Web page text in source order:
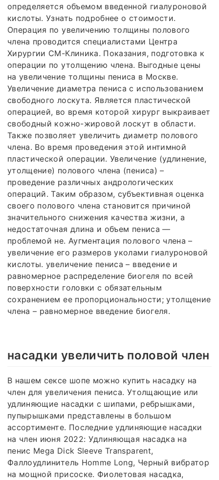
определяется объемом введенной гиалуроновой
кислоты. Узнать подробнее о стоимости.
Операция по увеличению толщины полового
члена проводится специалистами Центра
Хирургии СМ-Клиника. Показания, подготовка к
операции по утолщению члена. Выгодные цены
на увеличение толщины пениса в Москве.
Увеличение диаметра пениса с использованием
свободного лоскута. Является пластической
операцией, во время которой хирург выкраивает
свободный кожно-жировой лоскут в области.
Также позволяет увеличить диаметр полового
члена. Во время проведения этой интимной
пластической операции. Увеличение (удлинение,
утолщение) полового члена (пениса) –
проведение различных андрологических
операций. Таким образом, субъективная оценка
своего полового члена становится причиной
значительного снижения качества жизни, а
недостаточная длина и объем пениса —
проблемой не. Аугментация полового члена –
увеличение его размеров уколами гиалуроновой
кислоты. увеличение пениса – введение и
равномерное распределение биогеля по всей
поверхности головки с обязательным
сохранением ее пропорциональности; утолщение
члена – равномерное введение биогеля.
насадки увеличить половой член
В нашем сексе шопе можно купить насадку на
член для увеличения пениса. Утолщающие или
удлиняющие насадки с шипами, ребрышками,
пупырышками представлены в большом
ассортименте. Последние удлиняющие насадки
на член июня 2022: Удлиняющая насадка на
пенис Mega Dick Sleeve Transparent,
Фаллоудлинитель Homme Long, Черный вибратор
на мощной присоске. Фиолетовая насадка,